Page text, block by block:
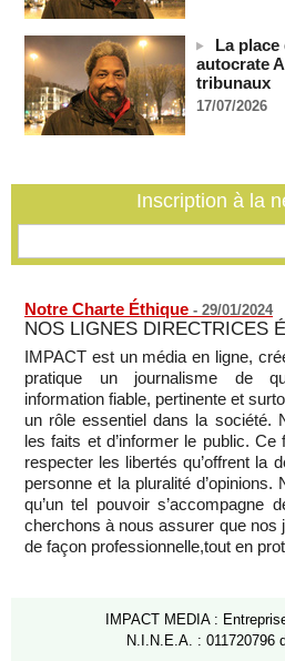
Au Nigeria, plus de 300 victimes
06/08/2026 -
Soutenir l’intégrité de
l’approche des élections
06/08/2026 -
La
autocrate
tribunaux
17/07/2026
Inscription à la
Notre Charte Éthique - 29/01/2024
NOS LIGNES DIRECTRICES
IMPACT est un média en ligne,
pratique un journalisme de
information fiable, pertinente et
un rôle essentiel dans la société.
les faits et d’informer le public.
respecter les libertés qu’offrent la
personne et la pluralité
qu’un tel pouvoir s’accompagne
cherchons à nous assurer que nos
de façon professionnelle,tout en
IMPACT MEDIA :
N.I.N.E.A. : 011720796